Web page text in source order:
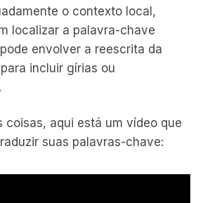
o contexto local,
localizar a palavra-chave
envolver a reescrita da
incluir gírias ou
coisas, aqui está um vídeo que
suas palavras-chave: